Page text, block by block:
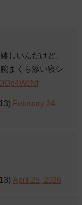
しいんだけど、
まくら添い寝シ
February 24,
April 25, 2026